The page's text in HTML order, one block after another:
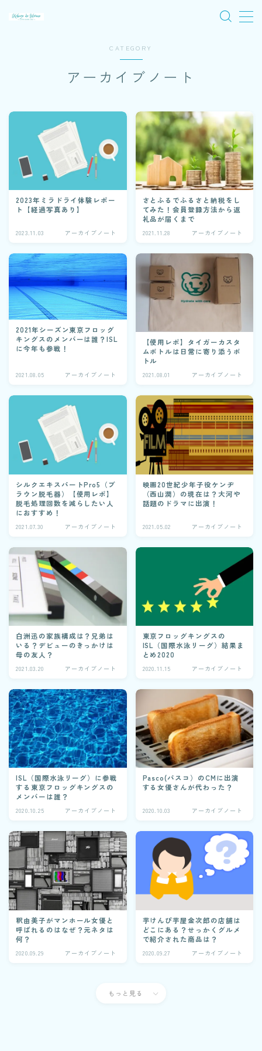
音楽
ワイルドバンチ
木陰ノート
アーカイブノート
プロフィール
CATEGORY
アーカイブノート
2023年ミラドライ体験レポー
ト【経過写真あり】
2023.11.03 アーカイブノート
さとふるでふるさと納税をし
てみた！会員登録方法から返
礼品が届くまで
2021.11.28 アーカイブノート
2021年シーズン東京フロッグ
キングスのメンバーは誰？ISL
に今年も参戦！
2021.08.05 アーカイブノート
【使用レポ】タイガーカスタ
ムボトルは日常に寄り添うボ
トル
2021.08.01 アーカイブノート
シルクエキスパートPro5（ブ
ラウン脱毛器）【使用レポ】
脱毛処理回数を減らしたい人
におすすめ！
2021.07.30 アーカイブノート
映画20世紀少年子役ケンヂ
（西山潤）の現在は？大河や
話題のドラマに出演！
2021.05.02 アーカイブノート
白洲迅の家族構成は？兄弟は
いる？デビューのきっかけは
母の友人？
2021.03.20 アーカイブノート
東京フロッグキングスの
ISL（国際水泳リーグ）結果ま
とめ2020
2020.11.15 アーカイブノート
ISL（国際水泳リーグ）に参戦
する東京フロッグキングスの
メンバーは誰？
2020.10.25 アーカイブノート
Pasco(パスコ）のCMに出演
する女優さんが代わった？
2020.10.03 アーカイブノート
釈由美子がマンホール女優と
呼ばれるのはなぜ？元ネタは
何？
2020.09.29 アーカイブノート
芋けんぴ芋屋金次郎の店舗は
どこにある？せっかくグルメ
で紹介された商品は？
2020.09.27 アーカイブノート
もっと見る